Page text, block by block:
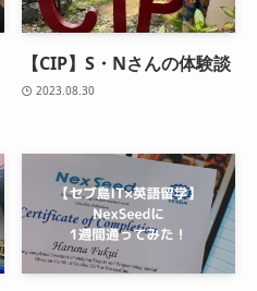
【CIP】S・Nさんの体験談
2023.08.30